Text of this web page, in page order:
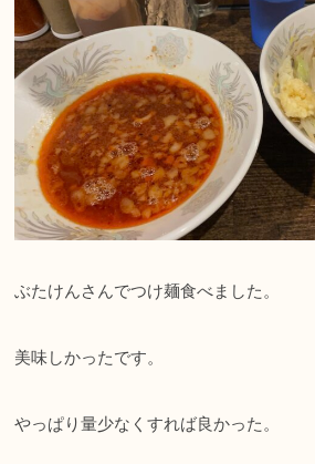
ぶたけんさんでつけ麺食べました。
美味しかったです。
やっぱり量少なくすれば良かった。